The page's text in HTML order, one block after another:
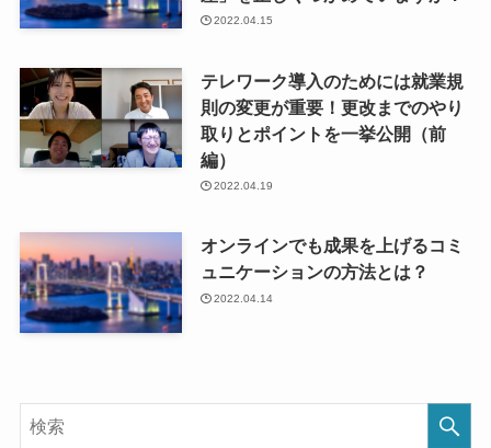
2022.04.15
テレワーク導入のためには就業規
則の変更が重要！更改までのやり
取りとポイントを一挙公開（前
編）
2022.04.19
オンラインでも成果を上げるコミ
ュニケーションの方法とは？
2022.04.14